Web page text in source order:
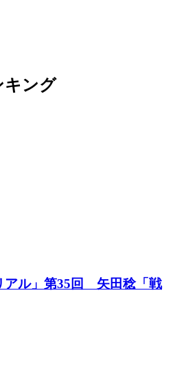
キング
アル」第35回 矢田稔「戦